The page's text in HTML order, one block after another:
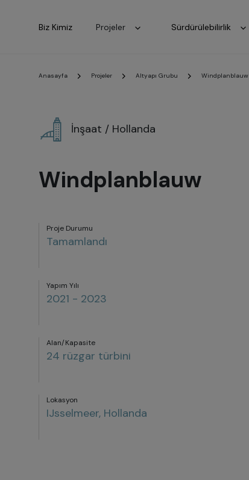
Biz Kimiz Projeler Sürdürülebilirlik
Anasayfa Projeler Altyapı Grubu Windplanblauw
İnşaat / Hollanda
Windplanblauw
Proje Durumu
Tamamlandı
Yapım Yılı
2021 - 2023
Alan/Kapasite
24 rüzgar türbini
Lokasyon
IJsselmeer, Hollanda